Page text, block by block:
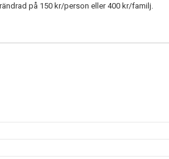
på 150 kr/person eller 400 kr/familj.